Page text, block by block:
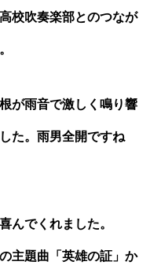
校吹奏楽部とのつなが
が雨音で激しく鳴り響
た。雨男全開ですね
んでくれました。
主題曲「英雄の証」か